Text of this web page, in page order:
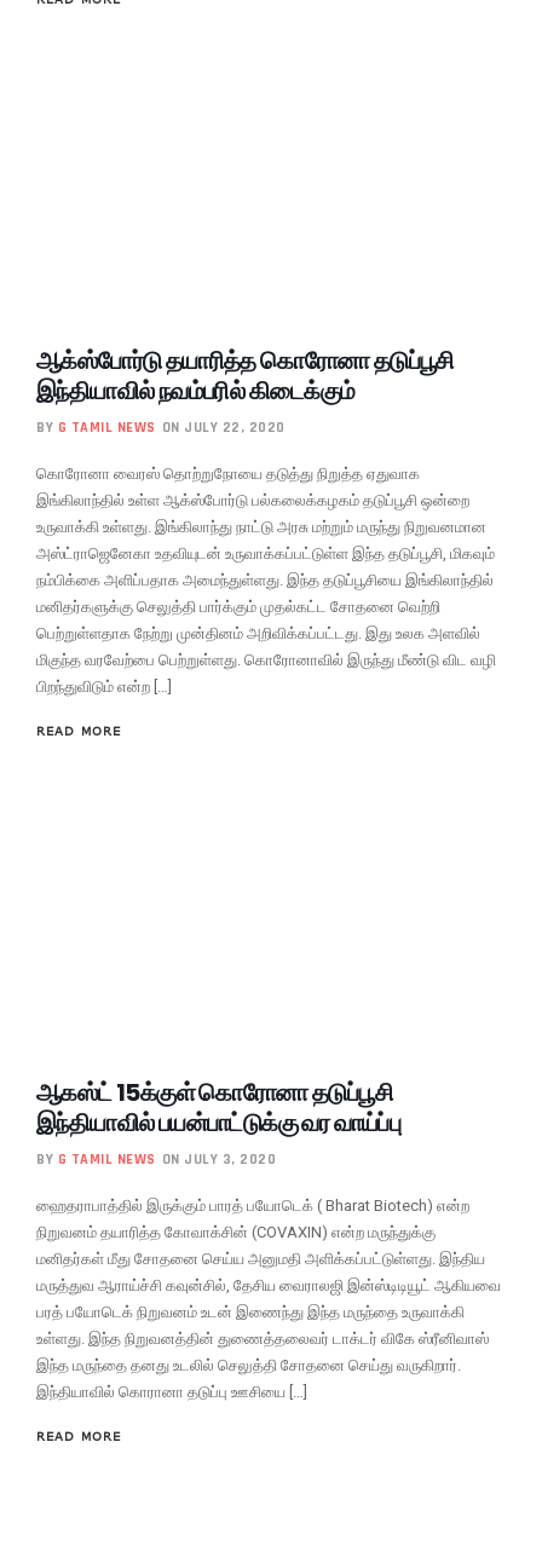
ஆக்ஸ்போர்டு தயாரித்த கொரோனா தடுப்பூசி
இந்தியாவில் நவம்பரில் கிடைக்கும்
BY G TAMIL NEWS ON JULY 22, 2020
கொரோனா வைரஸ் தொற்றுநோயை தடுத்து நிறுத்த ஏதுவாக
இங்கிலாந்தில் உள்ள ஆக்ஸ்போர்டு பல்கலைக்கழகம் தடுப்பூசி ஒன்றை
உருவாக்கி உள்ளது. இங்கிலாந்து நாட்டு அரசு மற்றும் மருந்து நிறுவனமான
அஸ்ட்ராஜெனேகா உதவியுடன் உருவாக்கப்பட்டுள்ள இந்த தடுப்பூசி, மிகவும்
நம்பிக்கை அளிப்பதாக அமைந்துள்ளது. இந்த தடுப்பூசியை இங்கிலாந்தில்
மனிதர்களுக்கு செலுத்தி பார்க்கும் முதல்கட்ட சோதனை வெற்றி
பெற்றுள்ளதாக நேற்று முன்தினம் அறிவிக்கப்பட்டது. இது உலக அளவில்
மிகுந்த வரவேற்பை பெற்றுள்ளது. கொரோனாவில் இருந்து மீண்டு விட வழி
பிறந்துவிடும் என்ற […]
READ MORE
ஆகஸ்ட் 15க்குள் கொரோனா தடுப்பூசி
இந்தியாவில் பயன்பாட்டுக்கு வர வாய்ப்பு
BY G TAMIL NEWS ON JULY 3, 2020
ஹைதராபாத்தில் இருக்கும் பாரத் பயோடெக் ( Bharat Biotech) என்ற
நிறுவனம் தயாரித்த கோவாக்சின் (COVAXIN) என்ற மருந்துக்கு
மனிதர்கள் மீது சோதனை செய்ய அனுமதி அளிக்கப்பட்டுள்ளது. இந்திய
மருத்துவ ஆராய்ச்சி கவுன்சில், தேசிய வைராலஜி இன்ஸ்டிடியூட் ஆகியவை
பரத் பயோடெக் நிறுவனம் உடன் இணைந்து இந்த மருந்தை உருவாக்கி
உள்ளது. இந்த நிறுவனத்தின் துணைத்தலைவர் டாக்டர் விகே ஸ்ரீனிவாஸ்
இந்த மருந்தை தனது உடலில் செலுத்தி சோதனை செய்து வருகிறார்.
இந்தியாவில் கொரானா தடுப்பு ஊசியை […]
READ MORE